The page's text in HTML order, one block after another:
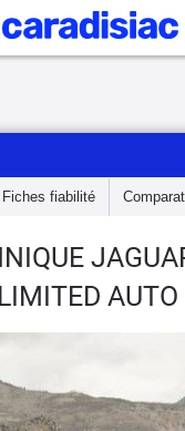
Fiches fiabilité
AUTO